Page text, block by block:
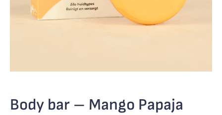
Body bar – Mango Papaja